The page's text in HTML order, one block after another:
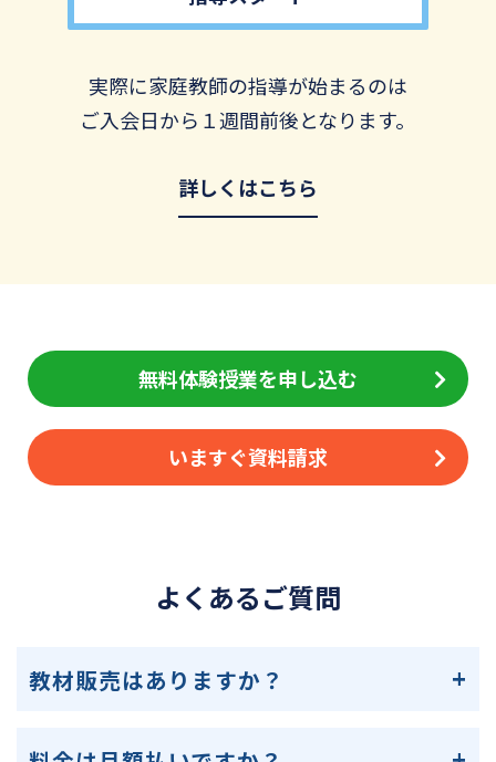
実際に家庭教師の指導が始まるのは
ご入会日から１週間前後となります。
詳しくはこちら
無料体験授業を申し込む
いますぐ資料請求
よくあるご質問
教材販売はありますか？